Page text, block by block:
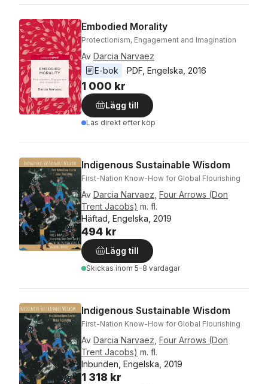
Embodied Morality
Protectionism, Engagement and Imagination
Av Darcia Narvaez
E-bok
PDF Engelska 2016
1 000 kr
Lägg till
Läs direkt efter köp
Indigenous Sustainable Wisdom
First-Nation Know-How for Global Flourishing
Av Darcia Narvaez Four Arrows (Don
Trent Jacobs) m. fl.
Häftad, Engelska, 2019
494 kr
Lägg till
Skickas inom 5-8 vardagar
Indigenous Sustainable Wisdom
First-Nation Know-How for Global Flourishing
Av Darcia Narvaez Four Arrows (Don
Trent Jacobs) m. fl.
Inbunden, Engelska, 2019
1 318 kr